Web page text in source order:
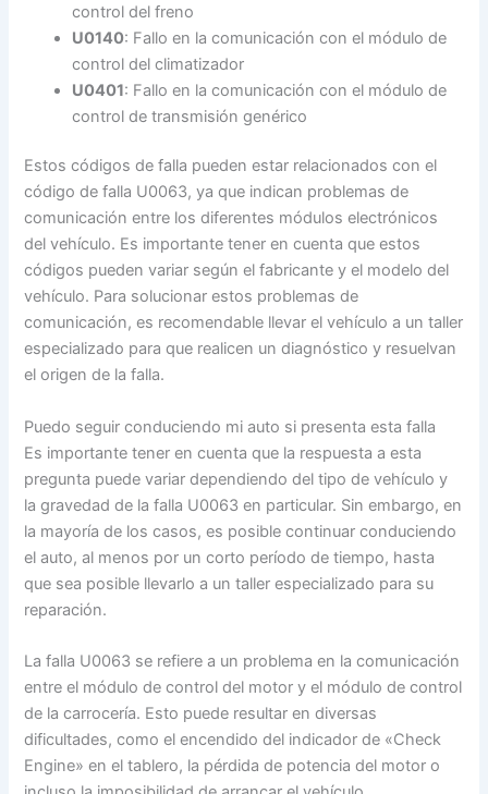
control del freno
U0140: Fallo en la comunicación con el módulo de
control del climatizador
U0401: Fallo en la comunicación con el módulo de
control de transmisión genérico
Estos códigos de falla pueden estar relacionados con el
código de falla U0063, ya que indican problemas de
comunicación entre los diferentes módulos electrónicos
del vehículo. Es importante tener en cuenta que estos
códigos pueden variar según el fabricante y el modelo del
vehículo. Para solucionar estos problemas de
comunicación, es recomendable llevar el vehículo a un taller
especializado para que realicen un diagnóstico y resuelvan
el origen de la falla.
Puedo seguir conduciendo mi auto si presenta esta falla
Es importante tener en cuenta que la respuesta a esta
pregunta puede variar dependiendo del tipo de vehículo y
la gravedad de la falla U0063 en particular. Sin embargo, en
la mayoría de los casos, es posible continuar conduciendo
el auto, al menos por un corto período de tiempo, hasta
que sea posible llevarlo a un taller especializado para su
reparación.
La falla U0063 se refiere a un problema en la comunicación
entre el módulo de control del motor y el módulo de control
de la carrocería. Esto puede resultar en diversas
dificultades, como el encendido del indicador de «Check
Engine» en el tablero, la pérdida de potencia del motor o